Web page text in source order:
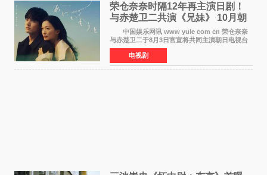
荣仓奈奈时隔12年再主演日剧！
与赤楚卫二共演《兄妹》 10月朝
日新档开播
中国娱乐网讯 www yule com cn 荣仓奈奈
与赤楚卫二于8月3日官宣将共同主演朝日电视台
日剧《兄妹》（10月开播，每周六晚10点播
出）。这也是荣仓奈奈继TBS剧集《为了N》之
后，暌违12年再度担
电视剧